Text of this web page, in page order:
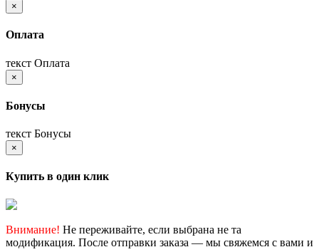
×
Оплата
текст Оплата
×
Бонусы
текст Бонусы
×
Купить в один клик
Внимание! Не переживайте, если выбрана не та
модификация. После отправки заказа — мы свяжемся с вами и